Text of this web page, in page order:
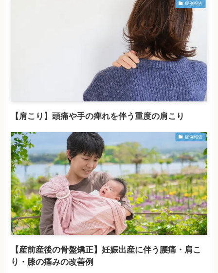
症例報告
【肩こり】頭痛や手の痺れを伴う重度の肩こり
症例報告
【産前産後の骨盤矯正】妊娠出産に伴う腰痛・肩こ
り・膝の痛みの改善例